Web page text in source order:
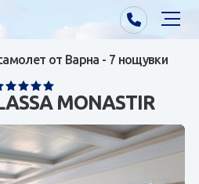
Бургас
от Варна - 7 нощувки
MONASTIR